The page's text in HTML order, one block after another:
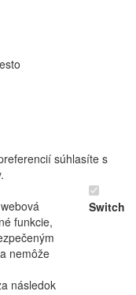
súhlasíte s
funkcie,
nemôže
následok
Switch